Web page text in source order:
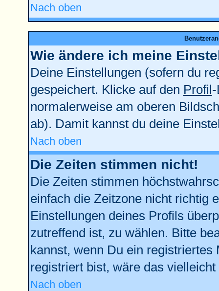
Nach oben
Wie ändere ich meine
Deine Einstellungen (sofern du
gespeichert. Klicke auf den Profil
normalerweise am oberen
ab). Damit kannst du deine
Nach oben
Die Zeiten stimmen nicht!
Die Zeiten stimmen
einfach die Zeitzone nicht richtig
Einstellungen deines Profils
zutreffend ist, zu wählen. Bitte
kannst, wenn Du ein
registriert bist, wäre das
Nach oben